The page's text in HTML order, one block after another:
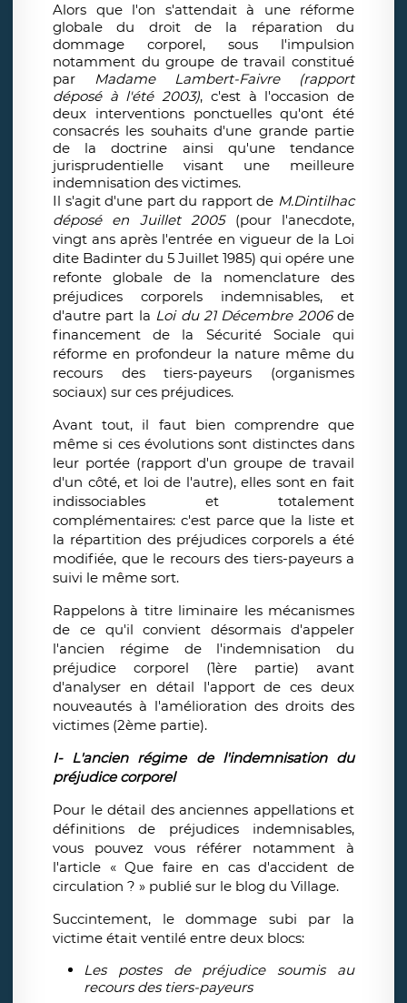
Alors que l'on s'attendait à une réforme
globale du droit de la réparation du
dommage corporel, sous l'impulsion
notamment du groupe de travail constitué
par Madame Lambert-Faivre (rapport
déposé à l'été 2003), c'est à l'occasion de
deux interventions ponctuelles qu'ont été
consacrés les souhaits d'une grande partie
de la doctrine ainsi qu'une tendance
jurisprudentielle visant une meilleure
indemnisation des victimes.
Il s'agit d'une part du rapport de M.Dintilhac
déposé en Juillet 2005(pour l'anecdote,
vingt ans après l'entrée en vigueur de la Loi
dite Badinter du 5 Juillet 1985) qui opére une
refonte globale de la nomenclature des
préjudices corporels indemnisables, et
d'autre part la Loi du 21 Décembre 2006de
financement de la Sécurité Sociale qui
réforme en profondeur la nature même du
recours des tiers-payeurs (organismes
sociaux) sur ces préjudices.
Avant tout, il faut bien comprendre que
même si ces évolutions sont distinctes dans
leur portée (rapport d'un groupe de travail
d'un côté, et loi de l'autre), elles sont en fait
indissociables et totalement
complémentaires: c'est parce que la liste et
la répartition des préjudices corporels a été
modifiée, que le recours des tiers-payeurs a
suivi le même sort.
Rappelons à titre liminaire les mécanismes
de ce qu'il convient désormais d'appeler
l'ancien régime de l'indemnisation du
préjudice corporel (1ère partie) avant
d'analyser en détail l'apport de ces deux
nouveautés à l'amélioration des droits des
victimes (2ème partie).
I- L'ancien régime de l'indemnisation du
préjudice corporel
Pour le détail des anciennes appellations et
définitions de préjudices indemnisables,
vous pouvez vous référer notamment à
l'article « Que faire en cas d'accident de
circulation ? » publié sur le blog du Village.
Succintement, le dommage subi par la
victime était ventilé entre deux blocs:
Les postes de préjudice soumis au
recours des tiers-payeurs